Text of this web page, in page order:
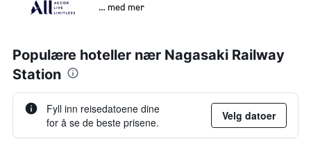
… med mer
Populære hoteller nær Nagasaki Railway
Station
Fyll inn reisedatoene dine
for å se de beste prisene.
Velg datoer